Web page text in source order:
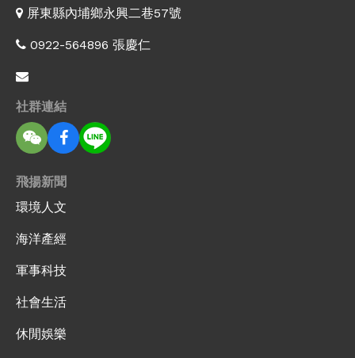
屏東縣內埔鄉永興二巷57號
0922-564896 張慶仁
社群連結
飛揚新聞
環境人文
海洋產經
軍事科技
社會生活
休閒娛樂